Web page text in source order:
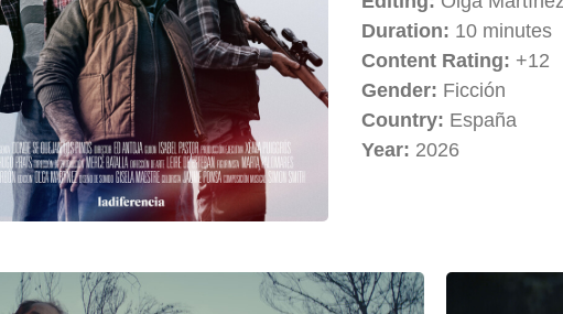
Duration: 10 minutes
Content Rating: +12
Gender: Ficción
Country: España
Year: 2026